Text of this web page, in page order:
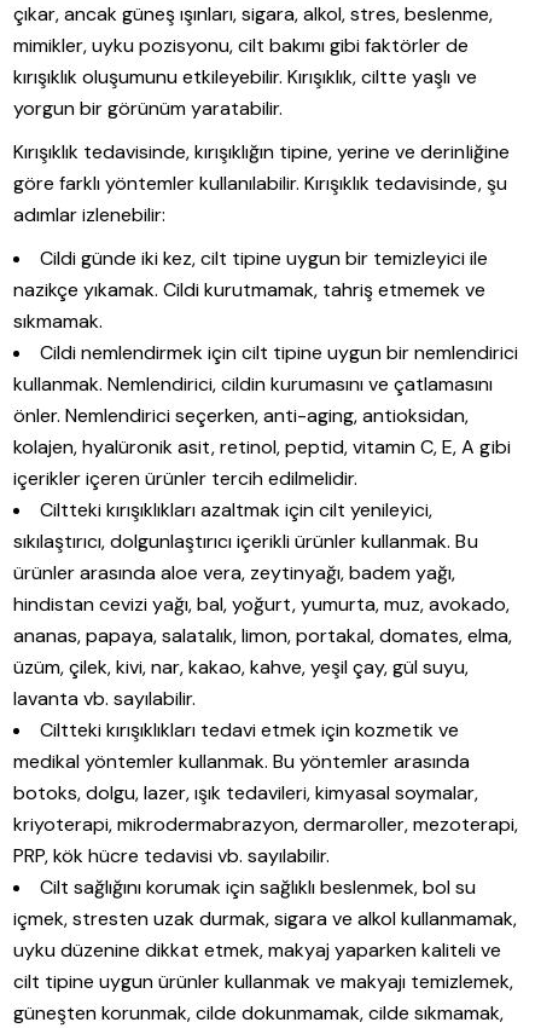
çıkar, ancak güneş ışınları, sigara, alkol, stres, beslenme,
mimikler, uyku pozisyonu, cilt bakımı gibi faktörler de
kırışıklık oluşumunu etkileyebilir. Kırışıklık, ciltte yaşlı ve
yorgun bir görünüm yaratabilir.
Kırışıklık tedavisinde, kırışıklığın tipine, yerine ve derinliğine
göre farklı yöntemler kullanılabilir. Kırışıklık tedavisinde, şu
adımlar izlenebilir:
Cildi günde iki kez, cilt tipine uygun bir temizleyici ile
nazikçe yıkamak. Cildi kurutmamak, tahriş etmemek ve
sıkmamak.
Cildi nemlendirmek için cilt tipine uygun bir nemlendirici
kullanmak. Nemlendirici, cildin kurumasını ve çatlamasını
önler. Nemlendirici seçerken, anti-aging, antioksidan,
kolajen, hyalüronik asit, retinol, peptid, vitamin C, E, A gibi
içerikler içeren ürünler tercih edilmelidir.
Ciltteki kırışıklıkları azaltmak için cilt yenileyici,
sıkılaştırıcı, dolgunlaştırıcı içerikli ürünler kullanmak. Bu
ürünler arasında aloe vera, zeytinyağı, badem yağı,
hindistan cevizi yağı, bal, yoğurt, yumurta, muz, avokado,
ananas, papaya, salatalık, limon, portakal, domates, elma,
üzüm, çilek, kivi, nar, kakao, kahve, yeşil çay, gül suyu,
lavanta vb. sayılabilir.
Ciltteki kırışıklıkları tedavi etmek için kozmetik ve
medikal yöntemler kullanmak. Bu yöntemler arasında
botoks, dolgu, lazer, ışık tedavileri, kimyasal soymalar,
kriyoterapi, mikrodermabrazyon, dermaroller, mezoterapi,
PRP, kök hücre tedavisi vb. sayılabilir.
Cilt sağlığını korumak için sağlıklı beslenmek, bol su
içmek, stresten uzak durmak, sigara ve alkol kullanmamak,
uyku düzenine dikkat etmek, makyaj yaparken kaliteli ve
cilt tipine uygun ürünler kullanmak ve makyajı temizlemek,
güneşten korunmak, cilde dokunmamak, cilde sıkmamak,